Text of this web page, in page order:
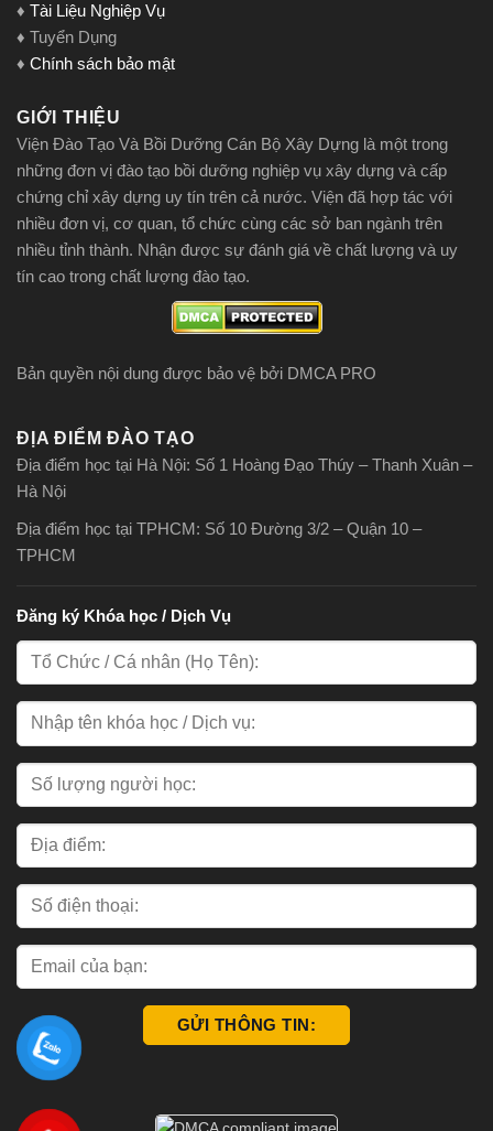
♦ Tài Liệu Nghiệp Vụ
♦ Tuyển Dụng
♦ Chính sách bảo mật
GIỚI THIỆU
Viện Đào Tạo Và Bồi Dưỡng Cán Bộ Xây Dựng là một trong
những đơn vị đào tạo bồi dưỡng nghiệp vụ xây dựng và cấp
chứng chỉ xây dựng uy tín trên cả nước. Viện đã hợp tác với
nhiều đơn vị, cơ quan, tổ chức cùng các sở ban ngành trên
nhiều tỉnh thành. Nhận được sự đánh giá về chất lượng và uy
tín cao trong chất lượng đào tạo.
Bản quyền nội dung được bảo vệ bởi DMCA PRO
ĐỊA ĐIỂM ĐÀO TẠO
Địa điểm học tại Hà Nội: Số 1 Hoàng Đạo Thúy – Thanh Xuân –
Hà Nội
Địa điểm học tại TPHCM: Số 10 Đường 3/2 – Quận 10 –
TPHCM
Đăng ký Khóa học / Dịch Vụ